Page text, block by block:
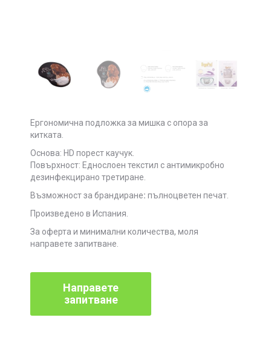
Ергономична подложка за мишка с опора за
китката
Основа: HD порест каучук.
Повърхност: Еднослоен текстил с антимикробно
дезинфекцирано третиране.
Възможност за брандиране: пълноцветен печат.
Произведено в Испания.
За оферта и минимални количества, моля
направете запитване.